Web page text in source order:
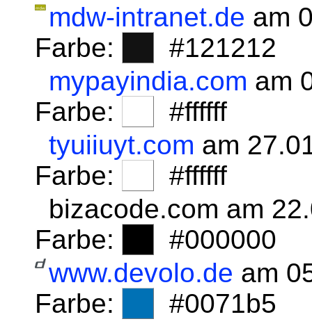
mdw-intranet.de am
Farbe:
#121212
mypayindia.com am
Farbe:
#ffffff
tyuiiuyt.com am
Farbe:
#ffffff
bizacode.com am
Farbe:
#000000
www.devolo.de am
Farbe:
#0071b5